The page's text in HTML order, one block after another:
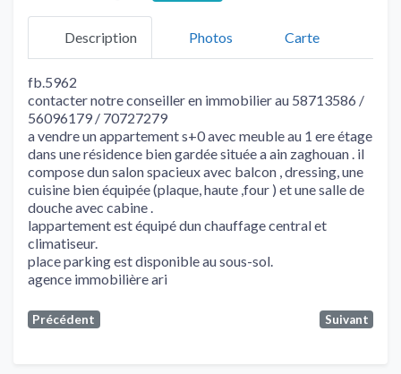
Description Photos Carte
fb.5962
contacter notre conseiller en immobilier au 58713586 /
56096179 / 70727279
a vendre un appartement s+0 avec meuble au 1 ere étage
dans une résidence bien gardée située a ain zaghouan . il
compose dun salon spacieux avec balcon , dressing, une
cuisine bien équipée (plaque, haute ,four ) et une salle de
douche avec cabine .
lappartement est équipé dun chauffage central et
climatiseur.
place parking est disponible au sous-sol.
agence immobilière ari
Précédent Suivant